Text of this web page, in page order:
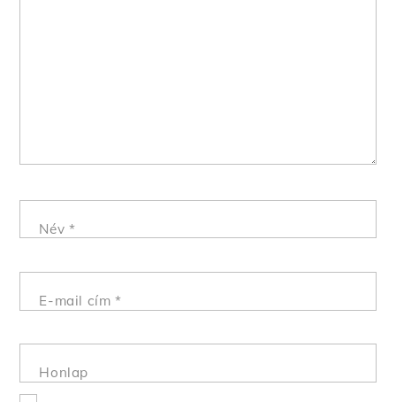
Név *
E-mail cím*
Honlap